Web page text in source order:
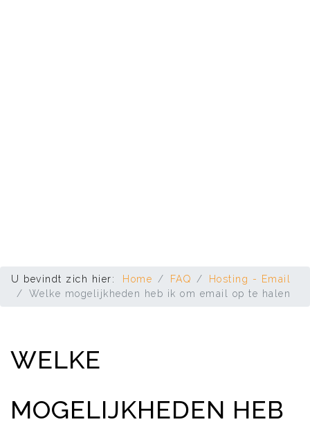
U bevindt zich hier: Home FAQ
Hosting - Email
Welke mogelijkheden heb ik om email op te halen
WELKE
MOGELIJKHEDEN HEB